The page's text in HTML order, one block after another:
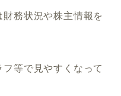
務状況や株主情報を
等で見やすくなって